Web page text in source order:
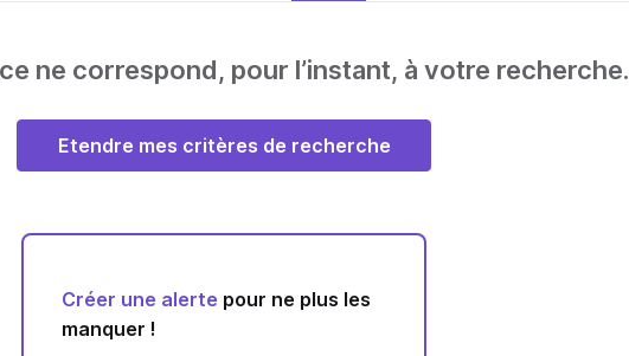
ne correspond, pour l’instant, à votre recherche.
Etendre mes critères de recherche
Créer une alerte pour ne plus les
manquer !